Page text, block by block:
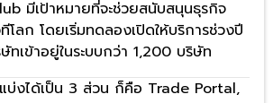
มีเป้าหมายที่จะช่วยสนับสนุนธุรกิจ
ทีโลก โดยเริ่มทดลองเปิดให้บริการช่วงปี
ทเข้าอยู่ในระบบกว่า 1,200 บริษัท
บ่งได้เป็น 3 ส่วน ก็คือ Trade Portal,